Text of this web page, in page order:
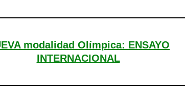
modalidad Olímpica: ENSAYO
INTERNACIONAL